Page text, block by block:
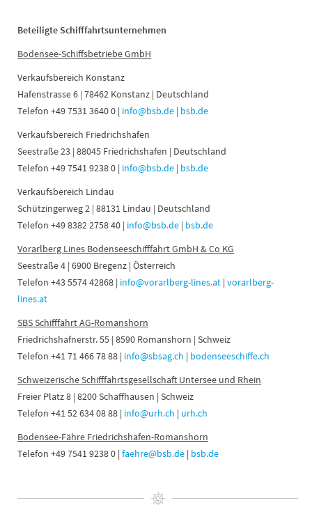
Beteiligte Schifffahrtsunternehmen
Bodensee-Schiffsbetriebe GmbH
Verkaufsbereich Konstanz
Hafenstrasse 6 | 78462 Konstanz | Deutschland
Telefon +49 7531 3640 0 | info@bsb.de | bsb.de
Verkaufsbereich Friedrichshafen
Seestraße 23 | 88045 Friedrichshafen | Deutschland
Telefon +49 7541 9238 0 | info@bsb.de | bsb.de
Verkaufsbereich Lindau
Schützingerweg 2 | 88131 Lindau | Deutschland
Telefon +49 8382 2758 40 | info@bsb.de | bsb.de
Vorarlberg Lines Bodenseeschifffahrt GmbH & Co KG
Seestraße 4 | 6900 Bregenz | Österreich
Telefon +43 5574 42868 | info@vorarlberg-lines.at | vorarlberg-
lines.at
SBS Schifffahrt AG-Romanshorn
Friedrichshafnerstr. 55 | 8590 Romanshorn | Schweiz
Telefon +41 71 466 78 88 | info@sbsag.ch | bodenseeschiffe.ch
Schweizerische Schifffahrtsgesellschaft Untersee und Rhein
Freier Platz 8 | 8200 Schaffhausen | Schweiz
Telefon +41 52 634 08 88 | info@urh.ch | urh.ch
Bodensee-Fähre Friedrichshafen-Romanshorn
Telefon +49 7541 9238 0 | faehre@bsb.de | bsb.de